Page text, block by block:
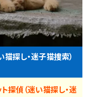
探し・迷子猫捜索）
探偵（迷い猫探し・迷